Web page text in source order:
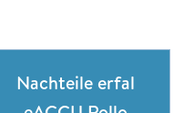
Nachteile erfal